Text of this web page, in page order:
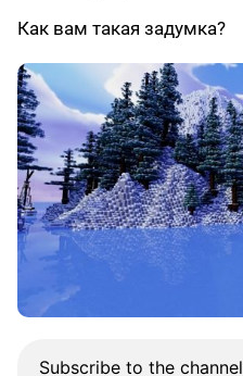
Как вам такая задумка?
Subscribe to the